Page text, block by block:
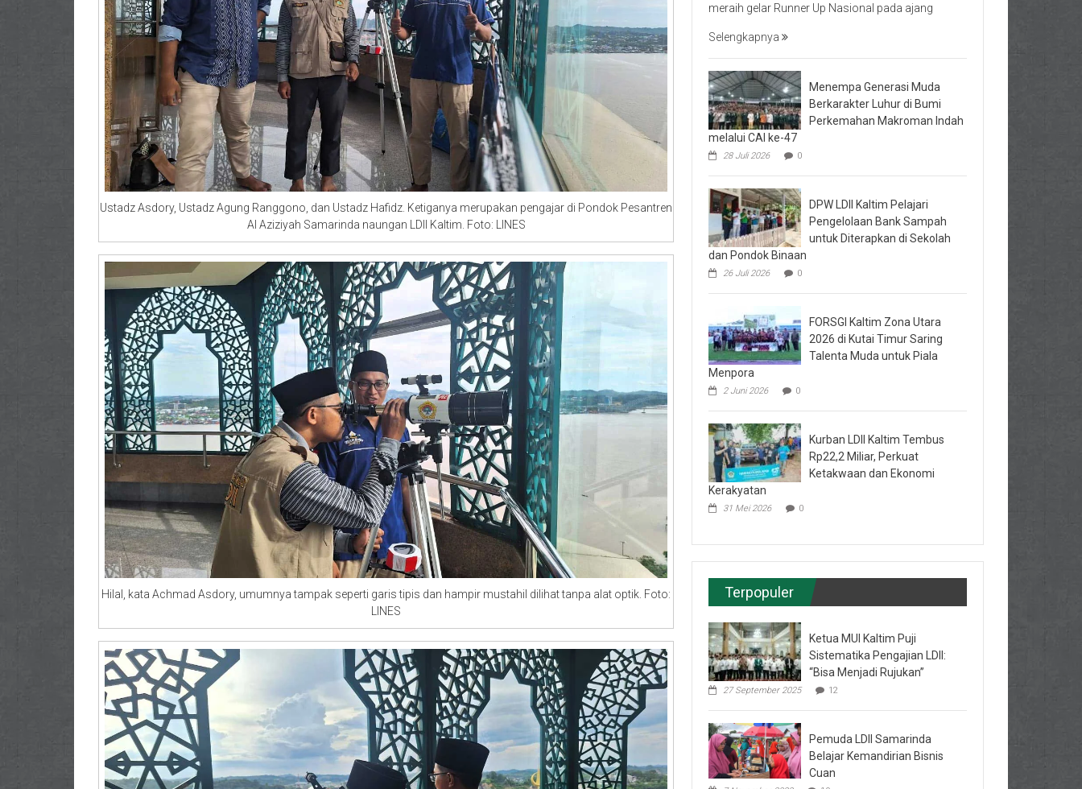
Ustadz Asdory, Ustadz Agung Ranggono, dan Ustadz Hafidz. Ketiganya merupakan pengajar di Pondok Pesantren
Al Aziziyah Samarinda naungan LDII Kaltim. Foto: LINES
Hilal, kata Achmad Asdory, umumnya tampak seperti garis tipis dan hampir mustahil dilihat tanpa alat optik. Foto:
LINES
meraih gelar Runner Up Nasional pada ajang
Selengkapnya
Menempa Generasi Muda
Berkarakter Luhur di Bumi
Perkemahan Makroman Indah
melalui CAI ke-47
28 Juli 2026 0
DPW LDII Kaltim Pelajari
Pengelolaan Bank Sampah
untuk Diterapkan di Sekolah
dan Pondok Binaan
26 Juli 2026 0
FORSGI Kaltim Zona Utara
2026 di Kutai Timur Saring
Talenta Muda untuk Piala
Menpora
2 Juni 2026 0
Kurban LDII Kaltim Tembus
Rp22,2 Miliar, Perkuat
Ketakwaan dan Ekonomi
Kerakyatan
31 Mei 2026 0
Terpopuler
Ketua MUI Kaltim Puji
Sistematika Pengajian LDII:
“Bisa Menjadi Rujukan”
27 September 2025 12
Pemuda LDII Samarinda
Belajar Kemandirian Bisnis
Cuan